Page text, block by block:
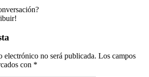
electrónico no será publicada. Los campos
con *